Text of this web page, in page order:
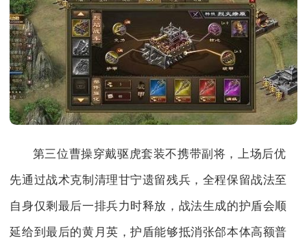
第三位曹操穿戴驱虎套装不携带副将，上场后优
先通过战术克制清理甘宁遗留残兵，全程保留战法至
自身仅剩最后一排兵力时释放，战法生成的护盾会顺
延给到最后的黄月英，护盾能够抵消张郃本体高额普